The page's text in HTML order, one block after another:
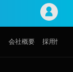
会社概要 採用情報